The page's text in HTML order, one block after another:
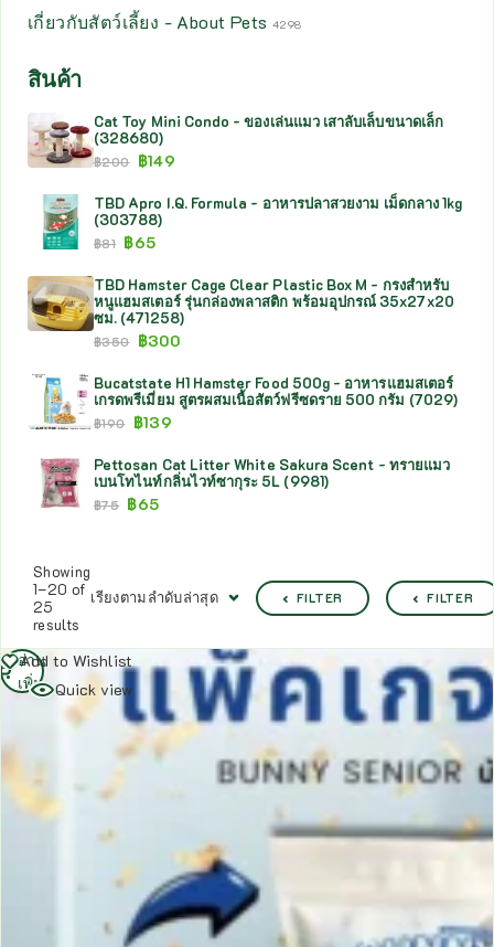
เกี่ยวกับสัตว์เลี้ยง - About Pets 4298
สินค้า
Cat Toy Mini Condo - ของเล่นแมว เสาลับเล็บขนาดเล็ก
(328680)
฿200 ฿149
TBD Apro I.Q. Formula - อาหารปลาสวยงาม เม็ดกลาง 1kg
(303788)
฿81 ฿65
TBD Hamster Cage Clear Plastic Box M - กรงสำหรับ
หนูแฮมสเตอร์ รุ่นกล่องพลาสติก พร้อมอุปกรณ์ 35x27x20
ซม. (471258)
฿350 ฿300
Bucatstate H1 Hamster Food 500g - อาหารแฮมสเตอร์
เกรดพรีเมี่ยม สูตรผสมเนื้อสัตว์ฟรีซดราย 500 กรัม (7029)
฿190 ฿139
Pettosan Cat Litter White Sakura Scent - ทรายแมว
เบนโทไนท์กลิ่นไวท์ซากุระ 5L (9981)
฿75 ฿65
Showing
1–20 of
25
results
เรียงตามลำดับล่าสุด FILTER FILTER
Add to Wishlist
Quick view
อ่าน
เพิ่ม